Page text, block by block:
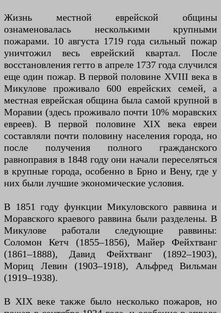
Жизнь местной еврейской общины
ознаменовалась несколькими крупными
пожарами. 10 августа 1719 года сильный пожар
уничтожил весь еврейский квартал. После
восстановления гетто в апреле 1737 года случился
еще один пожар. В первой половине XVIII века в
Микулове проживало 600 еврейских семей, а
местная еврейская община была самой крупной в
Моравии (здесь проживало почти 10% моравских
евреев). В первой половине XIX века евреи
составляли почти половину населения города, но
после получения полного гражданского
равноправия в 1848 году они начали переселяться
в крупные города, особенно в Брно и Вену, где у
них были лучшие экономические условия.
В 1851 году функции Микуловского раввина и
Моравского краевого раввина были разделены. В
Микулове работали следующие раввины:
Соломон Кетч (1855–1856), Майер Фейхтванг
(1861–1888), Давид Фейхтванг (1892–1903),
Мориц Левин (1903–1918), Альфред Вильман
(1919–1938).
В XIX веке также было несколько пожаров, но